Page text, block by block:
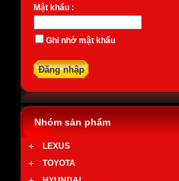
Mật khẩu :
Ghi nhớ mật khẩu
Nhóm sản phẩm
LEXUS
TOYOTA